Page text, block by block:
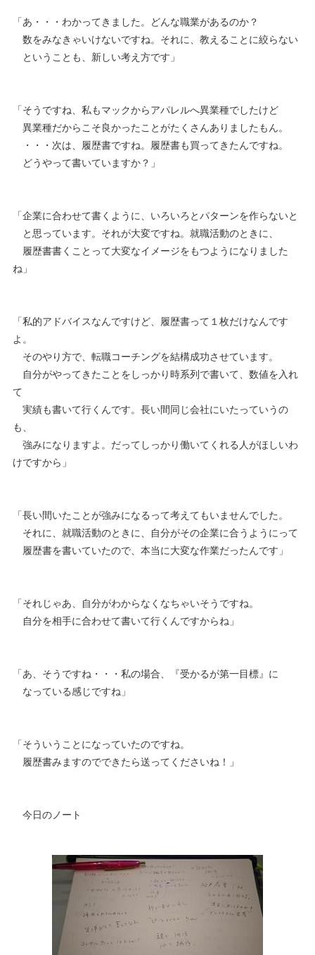
「あ・・・わかってきました。どんな職業があるのか？
数をみなきゃいけないですね。それに、教えることに絞らない
ということも、新しい考え方です」
「そうですね、私もマックからアパレルへ異業種でしたけど
異業種だからこそ良かったことがたくさんありましたもん。
・・・次は、履歴書ですね。履歴書も買ってきたんですね。
どうやって書いていますか？」
「企業に合わせて書くように、いろいろとパターンを作らないと
と思っています。それが大変ですね。就職活動のときに、
履歴書書くことって大変なイメージをもつようになりました
ね」
「私的アドバイスなんですけど、履歴書って１枚だけなんです
よ。
そのやり方で、転職コーチングを結構成功させています。
自分がやってきたことをしっかり時系列で書いて、数値を入れ
て
実績も書いて行くんです。長い間同じ会社にいたっていうの
も、
強みになりますよ。だってしっかり働いてくれる人がほしいわ
けですから」
「長い間いたことが強みになるって考えてもいませんでした。
それに、就職活動のときに、自分がその企業に合うようにって
履歴書を書いていたので、本当に大変な作業だったんです」
「それじゃあ、自分がわからなくなちゃいそうですね。
自分を相手に合わせて書いて行くんですからね」
「あ、そうですね・・・私の場合、『受かるが第一目標』に
なっている感じですね」
「そういうことになっていたのですね。
履歴書みますのでできたら送ってくださいね！」
今日のノート